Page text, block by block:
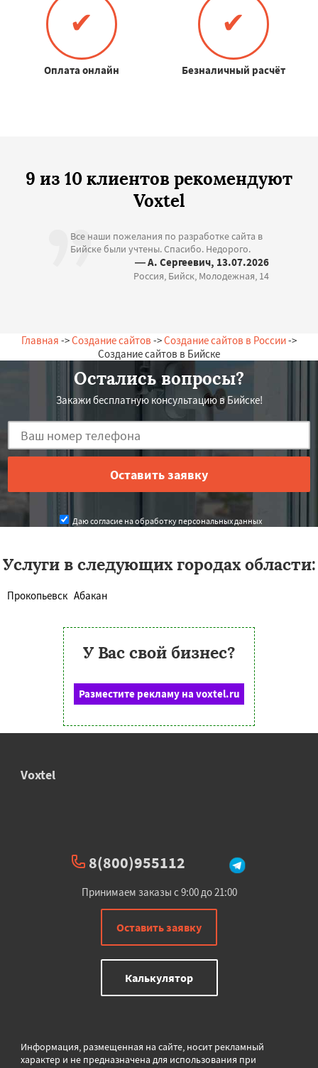
✔
Оплата онлайн
✔
Безналичный расчёт
9 из 10 клиентов рекомендуют
Voxtel
Все наши пожелания по разработке сайта в
Бийске были учтены. Спасибо. Недорого.
— А. Сергеевич, 13.07.2026
Россия, Бийск, Молодежная, 14
Главная ->Создание сайтов ->Создание сайтов в России->
Создание сайтов в Бийске
Остались вопросы?
Закажи бесплатную консультацию в Бийске!
Даю согласие на обработку персональных данных
Услуги в следующих городах области:
Прокопьевск Абакан
У Вас свой бизнес?
Разместите рекламу на voxtel.ru
Voxtel
8(800)955112
Принимаем заказы с 9:00 до 21:00
Оставить заявку
Калькулятор
Информация, размещенная на сайте, носит рекламный
характер и не предназначена для использования при